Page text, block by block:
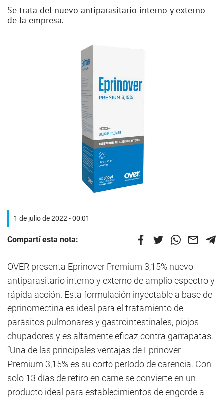
Se trata del nuevo antiparasitario interno y externo
de la empresa.
1 de julio de 2022 - 00:01
Compartí esta nota:
OVER presenta Eprinover Premium 3,15% nuevo
antiparasitario interno y externo de amplio espectro y
rápida acción. Esta formulación inyectable a base de
eprinomectina es ideal para el tratamiento de
parásitos pulmonares y gastrointestinales, piojos
chupadores y es altamente eficaz contra garrapatas.
“Una de las principales ventajas de Eprinover
Premium 3,15% es su corto período de carencia. Con
solo 13 días de retiro en carne se convierte en un
producto ideal para establecimientos de engorde a